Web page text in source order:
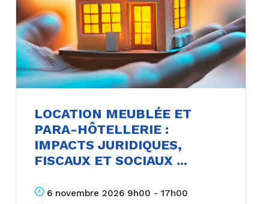
LOCATION MEUBLÉE ET
PARA-HÔTELLERIE :
IMPACTS JURIDIQUES,
FISCAUX ET SOCIAUX ...
6 novembre 2026 9h00 - 17h00